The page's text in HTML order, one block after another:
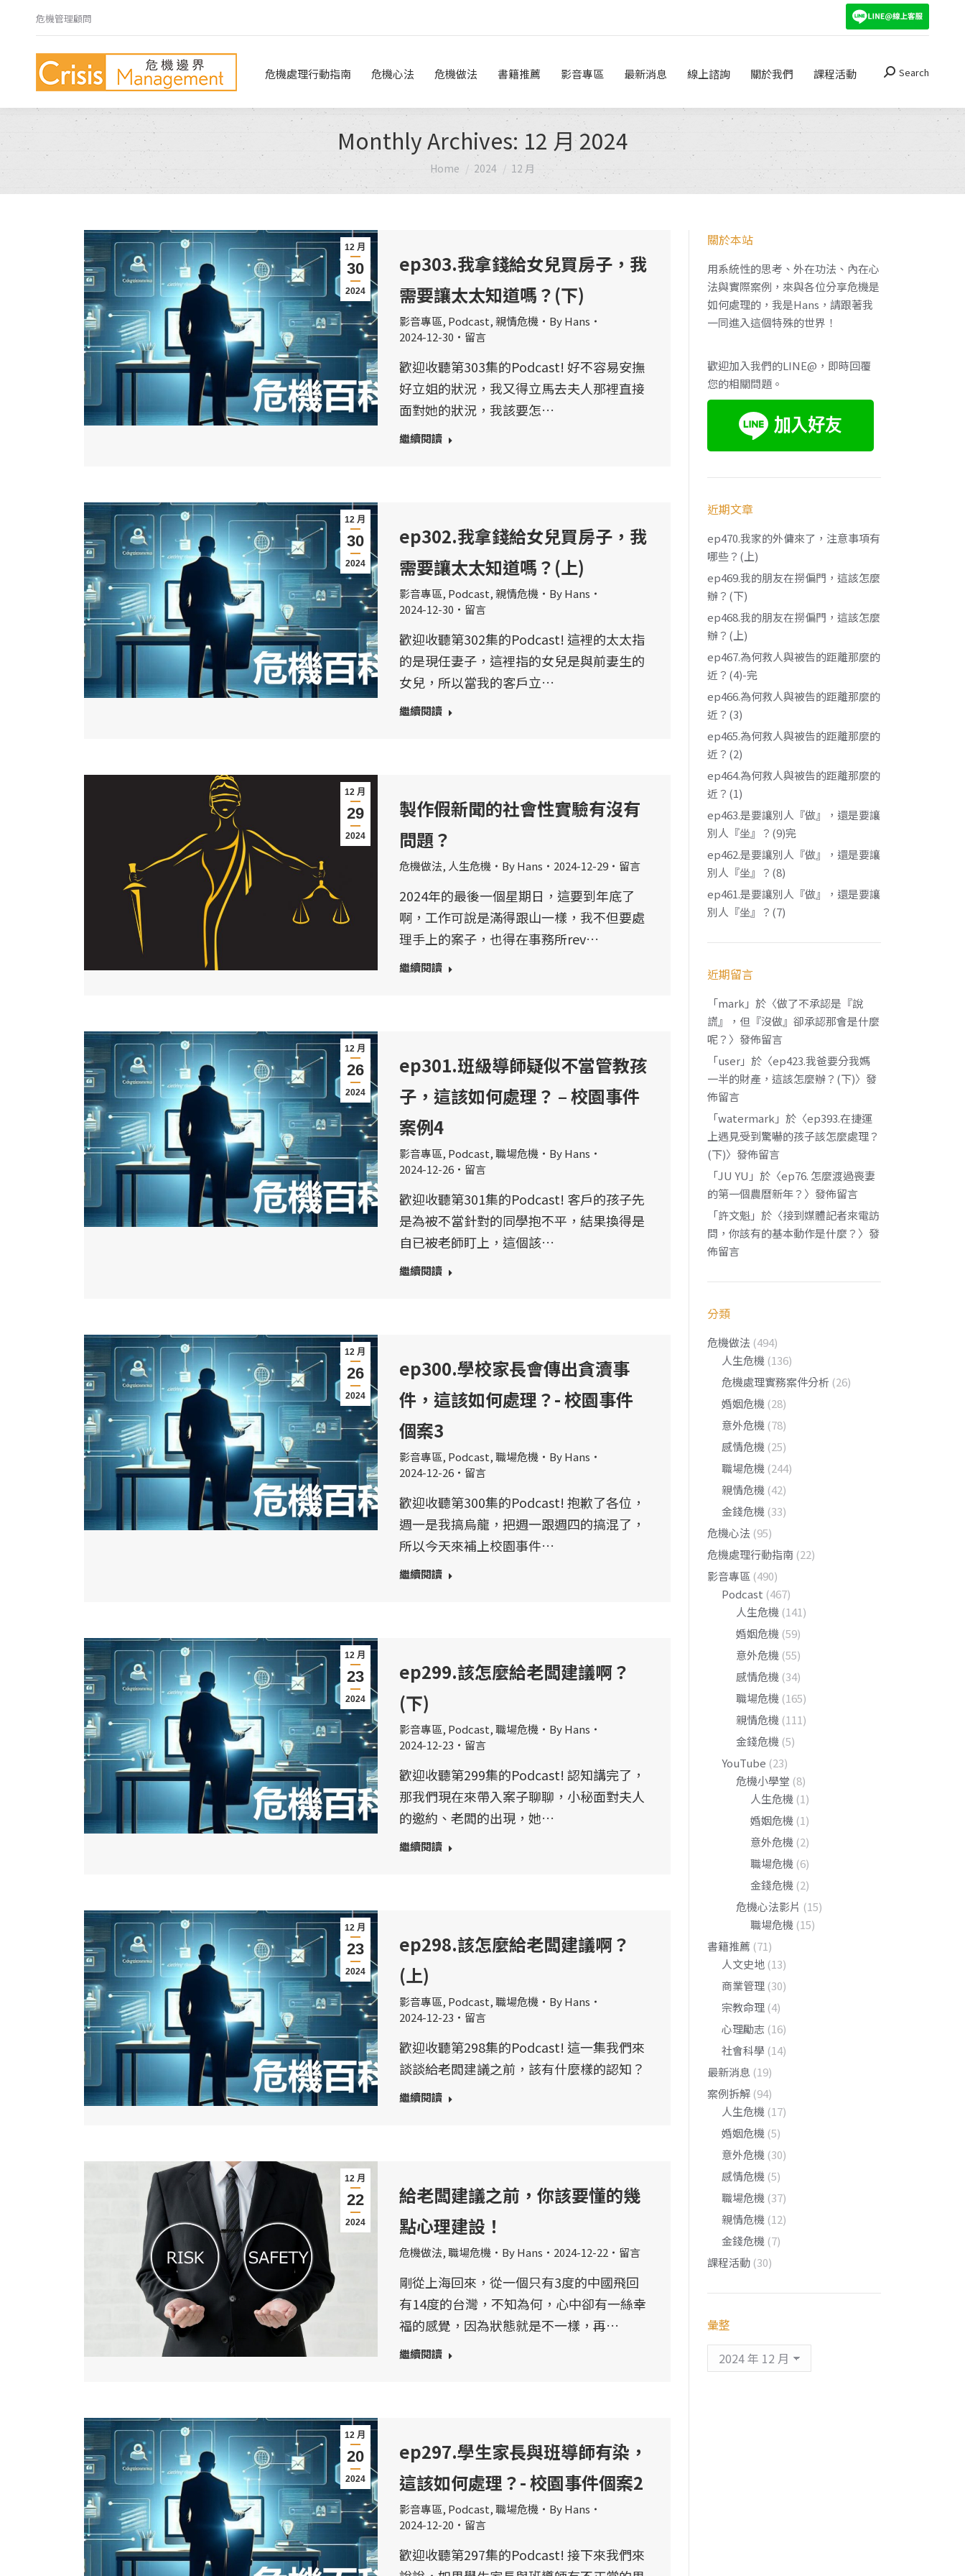
危機管理顧問
危機處理行動指南 危機心法 危機做法 書籍推薦 影音專區 最新消息 線上諮詢 關於我們 課程活動 Search:
Search
Monthly Archives: 12 月 2024
You are here:
Home 2024 12 月
12 月
30
2024
ep303.我拿錢給女兒買房子，我
需要讓太太知道嗎？(下)
影音專區, Podcast,親情危機 ByHans
2024-12-30
留言
歡迎收聽第303集的Podcast! 好不容易安撫
好立姐的狀況，我又得立馬去夫人那裡直接
面對她的狀況，我該要怎…
繼續閱讀
12 月
30
2024
ep302.我拿錢給女兒買房子，我
需要讓太太知道嗎？(上)
影音專區, Podcast,親情危機 ByHans
2024-12-30
留言
歡迎收聽第302集的Podcast! 這裡的太太指
的是現任妻子，這裡指的女兒是與前妻生的
女兒，所以當我的客戶立…
繼續閱讀
12 月
29
2024
製作假新聞的社會性實驗有沒有
問題？
危機做法, 人生危機 ByHans 2024-12-29 留言
2024年的最後一個星期日，這要到年底了
啊，工作可說是滿得跟山一樣，我不但要處
理手上的案子，也得在事務所rev…
繼續閱讀
12 月
26
2024
ep301.班級導師疑似不當管教孩
子，這該如何處理？ – 校園事件
案例4
影音專區, Podcast,職場危機 ByHans
2024-12-26
留言
歡迎收聽第301集的Podcast! 客戶的孩子先
是為被不當針對的同學抱不平，結果換得是
自已被老師盯上，這個該…
繼續閱讀
12 月
26
2024
ep300.學校家長會傳出貪瀆事
件，這該如何處理？- 校園事件
個案3
影音專區, Podcast,職場危機 ByHans
2024-12-26
留言
歡迎收聽第300集的Podcast! 抱歉了各位，
週一是我搞烏龍，把週一跟週四的搞混了，
所以今天來補上校園事件…
繼續閱讀
12 月
23
2024
ep299.該怎麼給老闆建議啊？
(下)
影音專區, Podcast,職場危機 ByHans
2024-12-23
留言
歡迎收聽第299集的Podcast! 認知講完了，
那我們現在來帶入案子聊聊，小秘面對夫人
的邀約、老闆的出現，她…
繼續閱讀
12 月
23
2024
ep298.該怎麼給老闆建議啊？
(上)
影音專區, Podcast,職場危機 ByHans
2024-12-23
留言
歡迎收聽第298集的Podcast! 這一集我們來
談談給老闆建議之前，該有什麼樣的認知？
繼續閱讀
12 月
22
2024
給老闆建議之前，你該要懂的幾
點心理建設！
危機做法,職場危機 ByHans 2024-12-22 留言
剛從上海回來，從一個只有3度的中國飛回
有14度的台灣，不知為何，心中卻有一絲幸
福的感覺，因為狀態就是不一樣，再…
繼續閱讀
12 月
20
2024
ep297.學生家長與班導師有染，
這該如何處理？- 校園事件個案2
影音專區, Podcast,職場危機 ByHans
2024-12-20
留言
歡迎收聽第297集的Podcast! 接下來我們來
關於本站
用系統性的思考、外在功法、內在心
法與實際案例，來與各位分享危機是
如何處理的，我是Hans，請跟著我
一同進入這個特殊的世界！
歡迎加入我們的LINE@，即時回覆
您的相關問題。
近期文章
ep470.我家的外傭來了，注意事項有
哪些？(上)
ep469.我的朋友在撈偏門，這該怎麼
辦？(下)
ep468.我的朋友在撈偏門，這該怎麼
辦？(上)
ep467.為何救人與被告的距離那麼的
近？(4)-完
ep466.為何救人與被告的距離那麼的
近？(3)
ep465.為何救人與被告的距離那麼的
近？(2)
ep464.為何救人與被告的距離那麼的
近？(1)
ep463.是要讓別人『做』，還是要讓
別人『坐』？(9)完
ep462.是要讓別人『做』，還是要讓
別人『坐』？(8)
ep461.是要讓別人『做』，還是要讓
別人『坐』？(7)
近期留言
「mark 」於〈做了不承認是『說
謊』，但『沒做』卻承認那會是什麼
呢？ 〉發佈留言
「user」於〈ep423.我爸要分我媽
一半的財產，這該怎麼辦？(下)〉發
佈留言
「watermark 」於〈ep393.在捷運
上遇見受到驚嚇的孩子該怎麼處理？
(下)〉發佈留言
「JU YU 」於〈ep76. 怎麼渡過喪妻
的第一個農曆新年？ 〉發佈留言
「許文魁」於〈接到媒體記者來電訪
問，你該有的基本動作是什麼？ 〉發
佈留言
分類
危機做法 (494)
人生危機 (136)
危機處理實務案件分析 (26)
婚姻危機 (28)
意外危機 (78)
感情危機 (25)
職場危機 (244)
親情危機 (42)
金錢危機 (33)
危機心法 (95)
危機處理行動指南 (22)
影音專區 (490)
Podcast (467)
人生危機 (141)
婚姻危機 (59)
意外危機 (55)
感情危機 (34)
職場危機 (165)
親情危機 (111)
金錢危機 (5)
YouTube (23)
危機小學堂 (8)
人生危機 (1)
婚姻危機 (1)
意外危機 (2)
職場危機 (6)
金錢危機 (2)
危機心法影片 (15)
職場危機 (15)
書籍推薦 (71)
人文史地 (13)
商業管理 (30)
宗教命理 (4)
心理勵志 (16)
社會科學 (14)
最新消息 (19)
案例拆解 (94)
人生危機 (17)
婚姻危機 (5)
意外危機 (30)
感情危機 (5)
職場危機 (37)
親情危機 (12)
金錢危機 (7)
課程活動 (30)
彙整
整